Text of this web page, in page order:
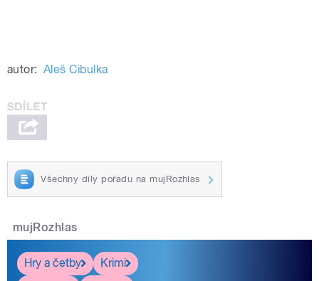
autor: Aleš Cibulka
Všechny díly pořadu na mujRozhlas
mujRozhlas
Hry a četby
Krimi